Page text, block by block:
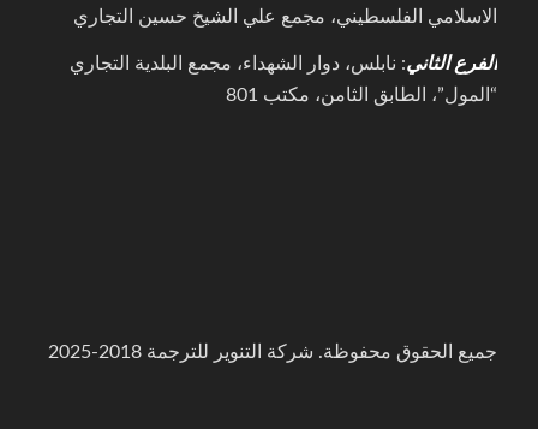
الاسلامي الفلسطيني، مجمع علي الشيخ حسين التجاري
الفرع الثاني: نابلس، دوار الشهداء، مجمع البلدية التجاري
“المول”، الطابق الثامن، مكتب 801
جميع الحقوق محفوظة. شركة التنوير للترجمة 2018-2025